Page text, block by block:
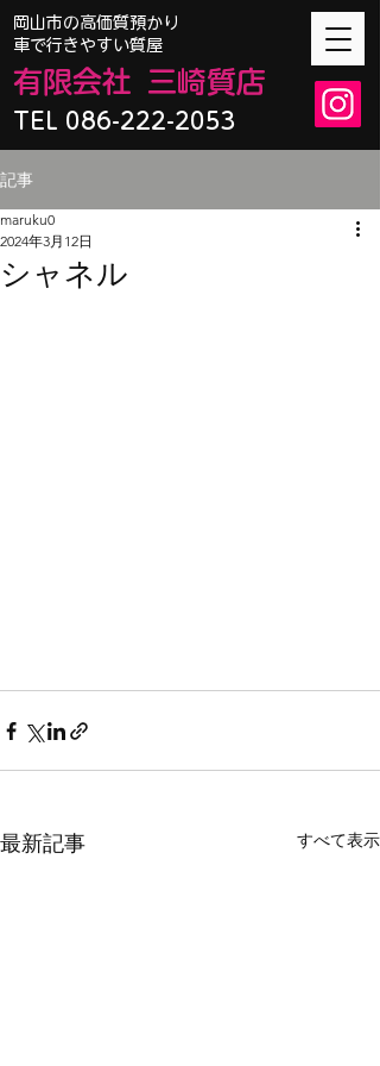
TEL 086-222-2053
​岡山市の高価質預かり
車で行きやすい質屋
有限会社 三崎質店
記事
シャネル
maruku0
2024年3月12日
最新記事 すべて表示